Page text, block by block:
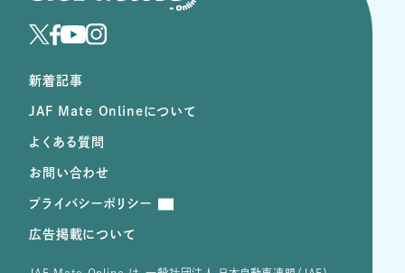
新着記事
JAF Mate Onlineについて
よくある質問
お問い合わせ
プライバシーポリシー
広告掲載について